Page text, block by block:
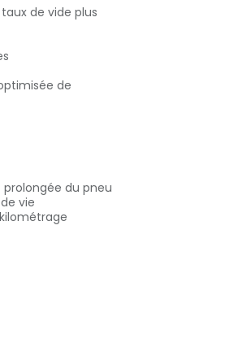
de vide plus
de
prolongée du pneu
vie